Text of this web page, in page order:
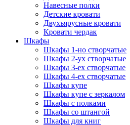
Навесные полки
Детские кровати
Двухъярусные кровати
Кровати чердак
Шкафы
Шкафы 1-но створчатые
Шкафы 2-ух створчатые
Шкафы 3-ех створчатые
Шкафы 4-ех створчатые
Шкафы купе
Шкафы купе с зеркалом
Шкафы с полками
Шкафы со штангой
Шкафы для книг